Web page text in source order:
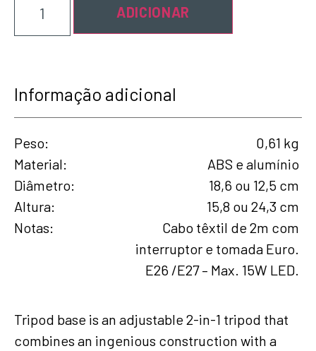
ADICIONAR
Informação adicional
Peso
0,61 kg
Material
ABS e alumínio
Diâmetro
18,6 ou 12,5 cm
Altura
15,8 ou 24,3 cm
Notas
Cabo têxtil de 2m com
interruptor e tomada Euro.
E26 /E27 – Max. 15W LED.
Tripod base is an adjustable 2-in-1 tripod that
combines an ingenious construction with a